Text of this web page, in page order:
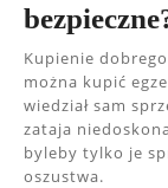
Kupienie
można kupić
wiedział sam
zataja
byleby tylko je
oszustwa.